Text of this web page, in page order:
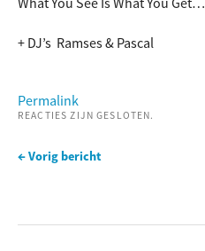
+ DJ’s Ramses & Pascal
Permalink
REACTIES ZIJN GESLOTEN.
← Vorig bericht